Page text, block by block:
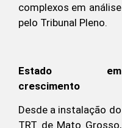
complexos em análise
pelo Tribunal Pleno.
Estado em
crescimento
Desde a instalação do
TRT de Mato Grosso,